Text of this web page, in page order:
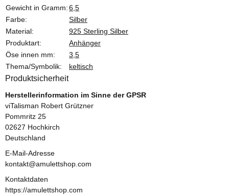
Gewicht in Gramm:6,5
Farbe:
Silber
Material:
925 Sterling Silber
Produktart:
Anhänger
Öse innen mm:
3,5
Thema/Symbolik:
keltisch
Produktsicherheit
Herstellerinformation im Sinne der GPSR
viTalisman Robert Grützner
Pommritz 25
02627 Hochkirch
Deutschland
E-Mail-Adresse
kontakt@amulettshop.com
Kontaktdaten
https://amulettshop.com